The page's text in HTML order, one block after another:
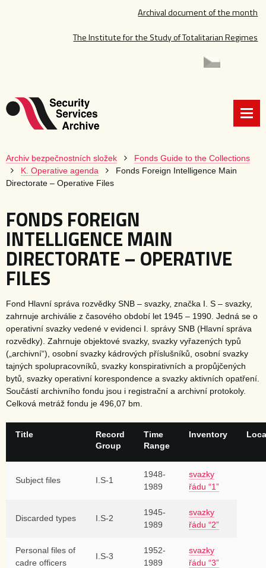
Archival document of the month
The Institute for the Study of Totalitarian Regimes
Archiv bezpečnostních složek
Fonds Guide to the Collections
K. Operative agenda
Fonds Foreign Intelligence Main
Directorate – Operative Files
FONDS FOREIGN
INTELLIGENCE MAIN
DIRECTORATE – OPERATIVE
FILES
Fond Hlavní správa rozvědky SNB – svazky, značka I. S – svazky,
zahrnuje archiválie z časového období let 1945 – 1990. Jedná se o
operativní svazky vedené v evidenci I. správy SNB (Hlavní správa
rozvědky). Zahrnuje objektové svazky, svazky vyřazených typů
(„archivní“), osobní svazky kádrových příslušníků, osobní svazky
tajných spolupracovníků, svazky konspirativních a propůjčených
bytů, svazky operativní korespondence a svazky aktivních opatření.
Součástí archivního fondu jsou i registrační a archivní protokoly.
Celková metráž fondu je 496,07 bm.
Title
Record
Group
Time
Range
Inventory
Subject files I.S-1
1948-
1989
svazky
řádu “1”
Discarded types I.S-2
1945-
1989
svazky
řádu “2”
Personal files of
cadre officers
I.S-3
1952-
1989
svazky
řádu “3”